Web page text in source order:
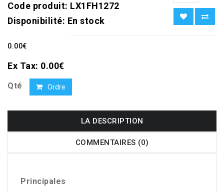
Code produit: LX1FH1272
Disponibilité: En stock
0.00€
Ex Tax: 0.00€
Qté Ordre
LA DESCRIPTION
COMMENTAIRES (0)
Principales